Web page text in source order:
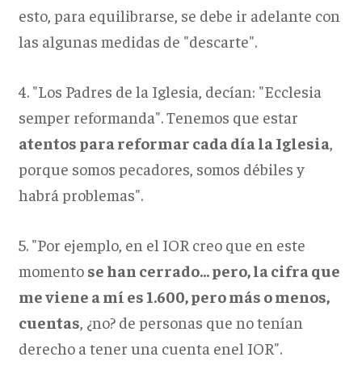
esto, para equilibrarse, se debe ir adelante con
las algunas medidas de "descarte".
4. "Los Padres de la Iglesia, decían: "Ecclesia
semper reformanda". Tenemos que estar
atentos para reformar cada día la Iglesia
porque somos pecadores, somos débiles y
habrá problemas".
5. "Por ejemplo, en el IOR creo que en este
momento se han cerrado... pero, la cifra que
me viene a mí es 1.600, pero más o menos,
cuentas , ¿no? de personas que no tenían
derecho a tener una cuenta enel IOR".